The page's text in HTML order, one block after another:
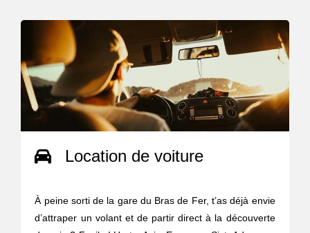
Location de voiture
À peine sorti de la gare du Bras de Fer, t’as déjà envie
d’attraper un volant et de partir direct à la découverte